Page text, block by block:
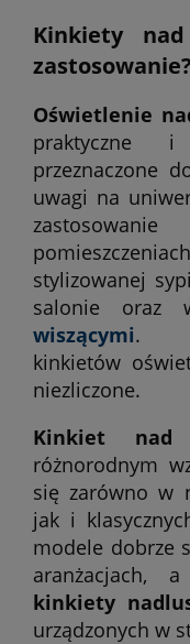
Kinkiety
zastosowanie?
Oświetlenie
praktyczne i
przeznaczone
uwagi na
stylizowanej
salonie oraz
wiszącymi.
kinkietów
niezliczone.
Kinkiet nad
różnorodnym
się zarówno w
jak i
modele dobrze
aranżacjach,
kinkiety
urządzonych w